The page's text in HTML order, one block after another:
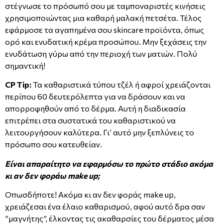
στέγνωσε το πρόσωπό σου με ταμποναριστές κινήσεις
χρησιμοποιώντας μια καθαρή μαλακή πετσέτα. Τέλος
εφάρμοσε τα αγαπημένα σου skincare προϊόντα, όπως
ορό και ενυδατική κρέμα προσώπου. Μην ξεχάσεις την
ενυδάτωση γύρω από την περιοχή των ματιών. Πολύ
σημαντική!
CPTip:Τα καθαριστικά τύπου τζέλ ή αφροί χρειάζονται
περίπου 60 δευτερόλεπτα για να δράσουν και να
απορροφηθούν από το δέρμα. Αυτή η διαδικασία
επιτρέπει στα συστατικά του καθαριστικού να
λειτουργήσουν καλύτερα. Γι’ αυτό μην ξεπλύνεις το
πρόσωπο σου κατευθείαν.
Είναι απαραίτητο να εφαρμόσω το πρώτο στάδιο ακόμα
κι αν δεν φοράω make up;
Οπωσδήποτε! Ακόμα κι αν δεν φοράς make up,
χρειάζεσαι ένα έλαιο καθαρισμού, αφού αυτό δρα σαν
”μαγνήτης”, έλκοντας τις ακαθαρσίες του δέρματος μέσα